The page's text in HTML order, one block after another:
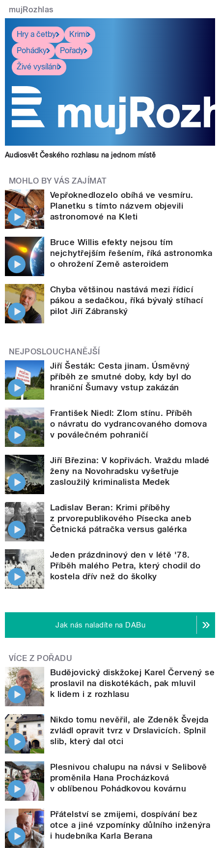
mujRozhlas
Hry a četby
Krimi
Pohádky
Pořady
Živé vysílání
Audiosvět Českého rozhlasu na jednom místě
MOHLO BY VÁS ZAJÍMAT
Vepřoknedlozelo obíhá ve vesmíru.
Planetku s tímto názvem objevili
astronomové na Kleti
Bruce Willis efekty nejsou tím
nejchytřejším řešením, říká astronomka
o ohrožení Země asteroidem
Chyba většinou nastává mezi řídicí
pákou a sedačkou, říká bývalý stíhací
pilot Jiří Zábranský
NEJPOSLOUCHANĚJŠÍ
Jiří Šesták: Cesta jinam. Úsměvný
příběh ze smutné doby, kdy byl do
hraniční Šumavy vstup zakázán
František Niedl: Zlom stínu. Příběh
o návratu do vydrancovaného domova
v poválečném pohraničí
Jiří Březina: V kopřivách. Vraždu mladé
ženy na Novohradsku vyšetřuje
zasloužilý kriminalista Medek
Ladislav Beran: Krimi příběhy
z prvorepublikového Písecka aneb
Četnická pátračka versus galérka
Jeden prázdninový den v létě '78.
Příběh malého Petra, který chodil do
kostela dřív než do školky
Jak nás naladíte na DABu
VÍCE Z POŘADU
Budějovický diskžokej Karel Červený se
proslavil na diskotékách, pak mluvil
k lidem i z rozhlasu
Nikdo tomu nevěřil, ale Zdeněk Švejda
zvládl opravit tvrz v Drslavicích. Splnil
slib, který dal otci
Plesnivou chalupu na návsi v Selibově
proměnila Hana Procházková
v oblíbenou Pohádkovou kovárnu
Přátelství se zmijemi, dospívání bez
otce a jiné vzpomínky důlního inženýra
i hudebníka Karla Berana